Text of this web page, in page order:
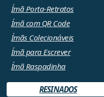
Ímã Porta-Retratos
Ímã com QR Code
Ímãs Colecionáveis
Ímã para Escrever
Ímã Raspadinha
RESINADOS